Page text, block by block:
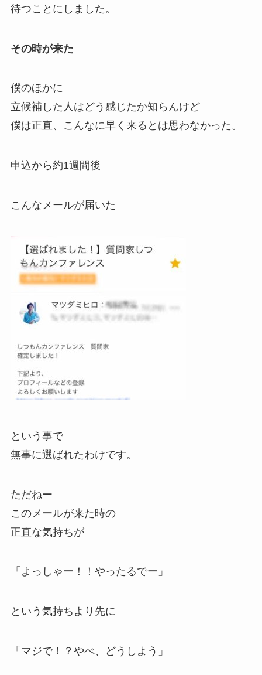
待つことにしました。
その時が来た
僕のほかに
立候補した人はどう感じたか知らんけど
僕は正直、こんなに早く来るとは思わなかった。
申込から約1週間後
こんなメールが届いた
という事で
無事に選ばれたわけです。
ただねー
このメールが来た時の
正直な気持ちが
「よっしゃー！！やったるでー」
という気持ちより先に
「マジで！？やべ、どうしよう」